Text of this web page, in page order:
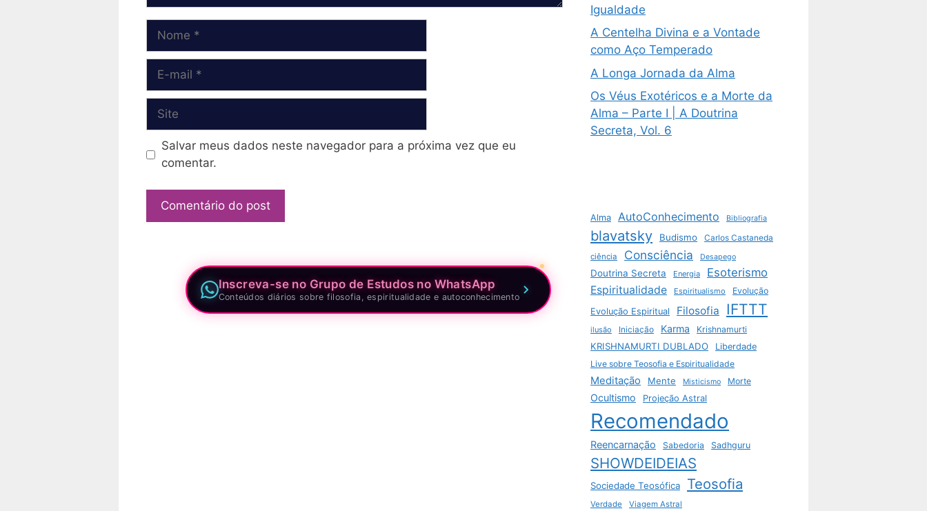
Nome
Site
Salvar meus dados neste navegador para a próxima vez que eu
comentar.
Inscreva-se no Grupo de Estudos no WhatsApp
Conteúdos diários sobre filosofia, espiritualidade e autoconhecimento
Igualdade
A Centelha Divina e a Vontade
como Aço Temperado
A Longa Jornada da Alma
Os Véus Exotéricos e a Morte da
Alma – Parte I | A Doutrina
Secreta, Vol. 6
Alma AutoConhecimento Bibliografia
blavatsky Budismo
Carlos Castaneda
ciência
Consciência Desapego
Doutrina Secreta Energia Esoterismo
Espiritualidade Espiritualismo
Evolução
Evolução Espiritual
Filosofia IFTTT
ilusão Iniciação Karma Krishnamurti
KRISHNAMURTI DUBLADO
Liberdade
Live sobre Teosofia e Espiritualidade
Meditação Mente Misticismo Morte
Ocultismo Projeção Astral
Recomendado
Reencarnação Sabedoria Sadhguru
SHOWDEIDEIAS
Sociedade Teosófica Teosofia
Verdade Viagem Astral